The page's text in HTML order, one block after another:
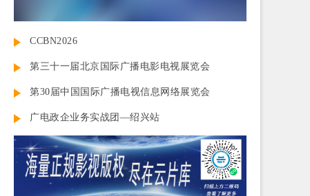
CCBN2026
第三十一届北京国际广播电影电视展览会
第30届中国国际广播电视信息网络展览会
广电政企业务实战团—绍兴站